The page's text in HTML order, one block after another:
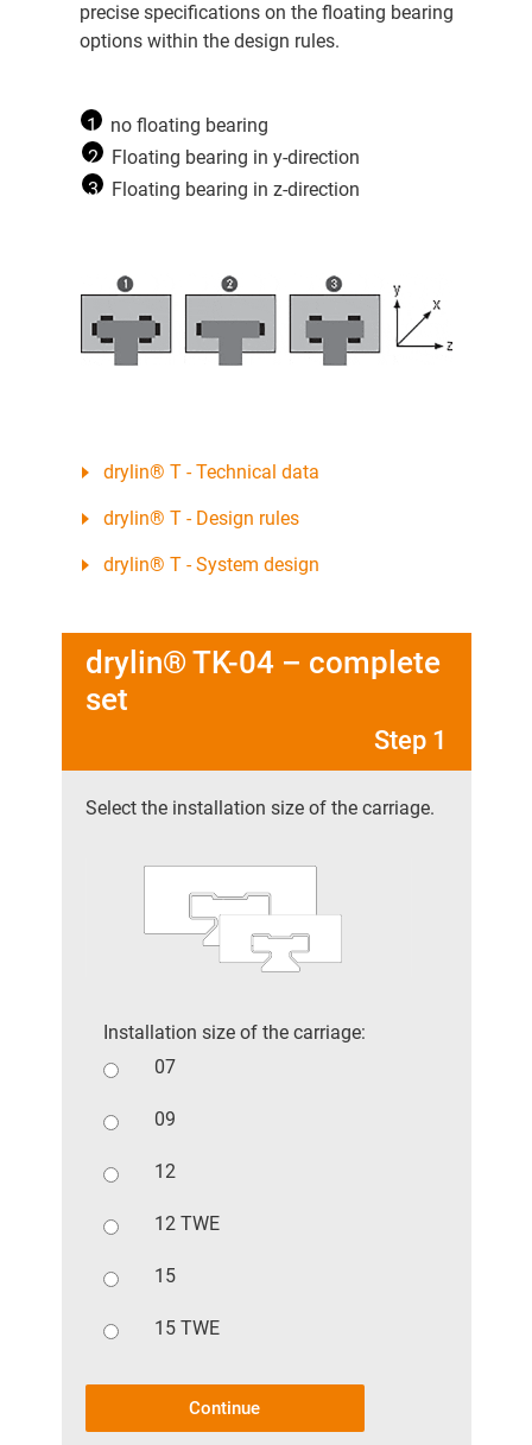
precise specifications on the floating bearing
options within the design rules.
1
no floating bearing
2
Floating bearing in y-direction
3
Floating bearing in z-direction
drylin® T - Technical data
drylin® T - Design rules
drylin® T - System design
drylin® TK-04 – complete
set
Step 1
Select the installation size of the carriage.
Installation size of the carriage:
07
09
12
12 TWE
15
15 TWE
Continue